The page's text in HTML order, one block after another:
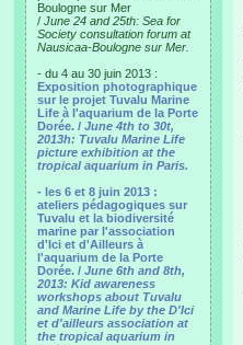
Boulogne sur Mer
/ June 24 and 25th: Sea for
Society consultation forum at
Nausicaa-Boulogne sur Mer.
- du 4 au 30 juin 2013 :
Exposition photographique
sur le projet Tuvalu Marine
Life à l'aquarium de la Porte
Dorée. / June 4th to 30t,
2013h: Tuvalu Marine Life
picture exhibition at the
tropical aquarium in Paris.
- les 6 et 8 juin 2013 :
ateliers pédagogiques sur
Tuvalu et la biodiversité
marine par l'association
d'Ici et d'Ailleurs à
l'aquarium de la Porte
Dorée. / June 6th and 8th,
2013: Kid awareness
workshops about Tuvalu
and Marine Life by the D'Ici
et d'ailleurs association at
the tropical aquarium in